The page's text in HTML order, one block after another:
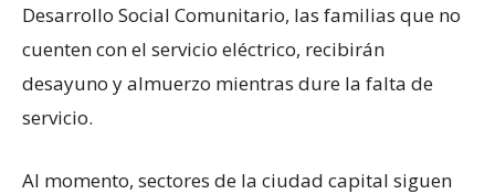
Desarrollo Social Comunitario, las familias que no
cuenten con el servicio eléctrico, recibirán
desayuno y almuerzo mientras dure la falta de
servicio.
Al momento, sectores de la ciudad capital siguen